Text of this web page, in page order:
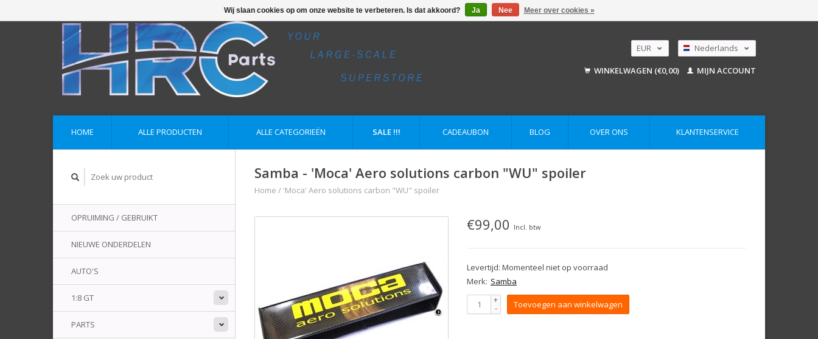
EUR
USD
Nederlands
English
WINKELWAGEN (€0,00) MIJN ACCOUNT
HOME ALLE PRODUCTEN ALLE CATEGORIEËN SALE !!! CADEAUBON BLOG OVER ONS KLANTENSERVICE
OPRUIMING / GEBRUIKT
NIEUWE ONDERDELEN
AUTO'S
1:8 GT
PARTS
Samba - 'Moca' Aero solutions carbon "WU" spoiler
Home / 'Moca' Aero solutions carbon "WU" spoiler
€99,00 Incl. btw
Levertijd: Momenteel niet op voorraad
Merk: Samba
+
- Toevoegen aan winkelwagen
Wij slaan cookies op om onze website te verbeteren. Is dat akkoord? Ja Nee Meer over cookies »